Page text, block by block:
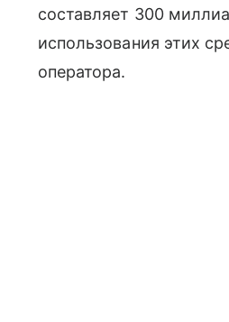
составляет 300
использования этих
оператора.